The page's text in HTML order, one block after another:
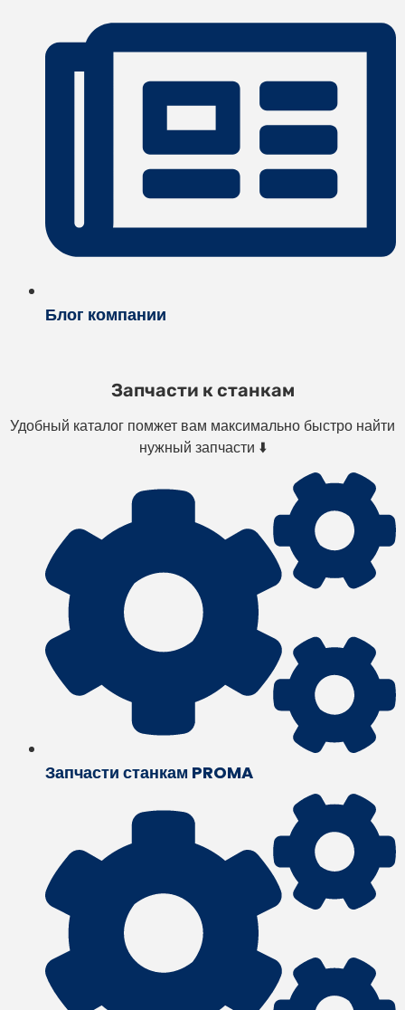
Блог компании
Запчасти к станкам
Удобный каталог помжет вам максимально быстро найти
нужный запчасти ⬇️
Запчасти станкам PROMA